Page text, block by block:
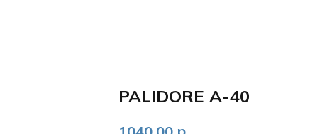
PALIDORE А-40